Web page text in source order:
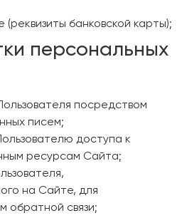
банковской карты);
персональных
посредством
писем;
доступа к
ресурсам Сайта;
на Сайте, для
обратной связи;